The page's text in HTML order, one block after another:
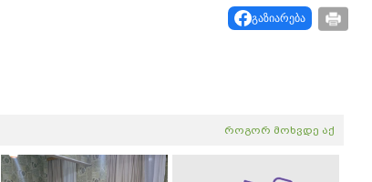
გაზიარება
როგორ მოხვდე აქ